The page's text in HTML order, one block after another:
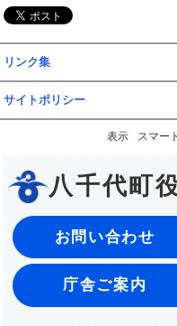
リンク集
サイトポリシー
表示 スマー
八千代町
お問い合わせ
庁舎ご案内